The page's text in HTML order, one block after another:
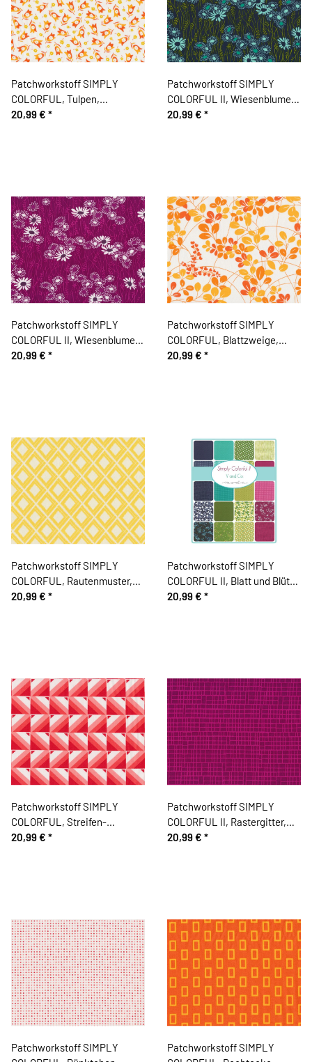
Patchworkstoff SIMPLY
COLORFUL, Tulpen,
gebrochenes weiß-dunkles
20,99 € *
Patchworkstoff SIMPLY
COLORFUL II, Wiesenblumen,
marineblau-helles türkis,
20,99 € *
Patchworkstoff SIMPLY
COLORFUL II, Wiesenblumen,
aubergine-gebrochenes
20,99 € *
Patchworkstoff SIMPLY
COLORFUL, Blattzweige,
gebrochenes weiß-orange,
20,99 € *
Patchworkstoff SIMPLY
COLORFUL, Rautenmuster,
gebrochenes weiß-
20,99 € *
Patchworkstoff SIMPLY
COLORFUL II, Blatt und Blüte,
dunkles aubergine-
20,99 € *
Patchworkstoff SIMPLY
COLORFUL, Streifen-
Quadrate, gebrochenes weiß-
20,99 € *
Patchworkstoff SIMPLY
COLORFUL II, Rastergitter,
aubergine-fuchsia, Moda
20,99 € *
Patchworkstoff SIMPLY
Patchworkstoff SIMPLY